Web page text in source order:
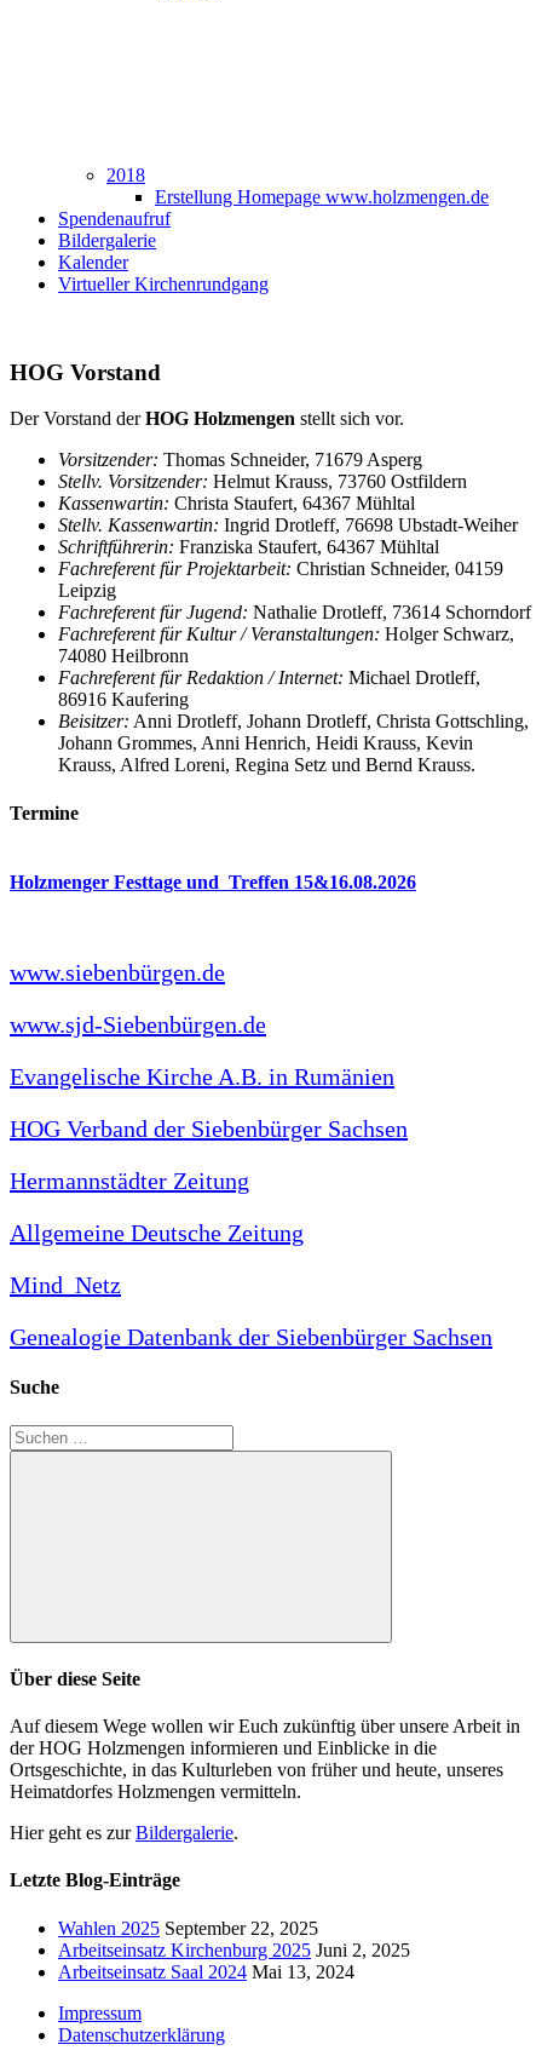
2018
Erstellung Homepage www.holzmengen.de
Spendenaufruf
Bildergalerie
Kalender
Virtueller Kirchenrundgang
HOG Vorstand
Der Vorstand derHOG Holzmengen stellt sich vor.
Vorsitzender: Thomas Schneider, 71679 Asperg
Stellv. Vorsitzender: Helmut Krauss, 73760 Ostfildern
Kassenwartin: Christa Staufert, 64367 Mühltal
Stellv. Kassenwartin: Ingrid Drotleff, 76698 Ubstadt-Weiher
Schriftführerin: Franziska Staufert, 64367 Mühltal
Fachreferent für Projektarbeit: Christian Schneider, 04159
Leipzig
Fachreferent für Jugend: Nathalie Drotleff, 73614 Schorndorf
Fachreferent für Kultur / Veranstaltungen: Holger Schwarz,
74080 Heilbronn
Fachreferent für Redaktion / Internet: Michael Drotleff,
86916 Kaufering
Beisitzer: Anni Drotleff, Johann Drotleff, Christa Gottschling,
Johann Grommes, Anni Henrich, Heidi Krauss, Kevin
Krauss, Alfred Loreni, Regina Setz und Bernd Krauss.
Termine
Holzmenger Festtage und Treffen 15&16.08.2026
www.siebenbürgen.de
www.sjd-Siebenbürgen.de
Evangelische Kirche A.B. in Rumänien
HOG Verband der Siebenbürger Sachsen
Hermannstädter Zeitung
Allgemeine Deutsche Zeitung
Mind_Netz
Genealogie Datenbank der Siebenbürger Sachsen
Suche
Suchen
nach:
Suchen
Über diese Seite
Auf diesem Wege wollen wir Euch zukünftig über unsere Arbeit in
der HOG Holzmengen informieren und Einblicke in die
Ortsgeschichte, in das Kulturleben von früher und heute, unseres
Heimatdorfes Holzmengen vermitteln.
Hier geht es zurBildergalerie.
Letzte Blog-Einträge
Wahlen 2025 September 22, 2025
Arbeitseinsatz Kirchenburg 2025 Juni 2, 2025
Arbeitseinsatz Saal 2024 Mai 13, 2024
Impressum
Datenschutzerklärung